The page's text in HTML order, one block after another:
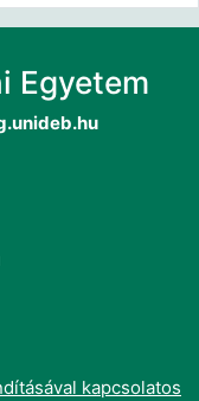
Egyetem
kapcsolatos